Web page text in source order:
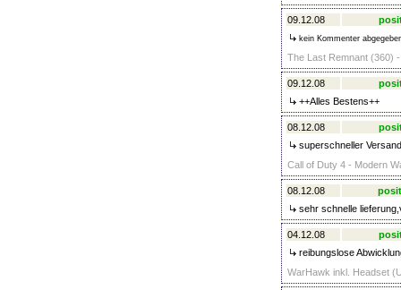
09.12.08
kein Kommenter
The Last Remnant (360)
09.12.08
++Alles Bestens++
08.12.08
superschneller
Call of Duty 4 - Modern
08.12.08
sehr schnelle
04.12.08
reibungslose
WarHawk inkl. Headset